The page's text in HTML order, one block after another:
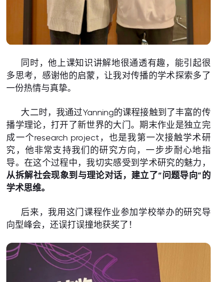
同时，他上课知识讲解地很通透有趣，能引起很
多思考，感谢他的启蒙，让我对传播的学术探索多了
一份热情与真挚。
大二时，我通过Yanning的课程接触到了丰富的传
播学理论，打开了新世界的大门。期末作业是独立完
成一个research project，也是我第一次接触学术研
究，他非常支持我们的研究方向，一步步耐心地指
导。在这个过程中，我切实感受到学术研究的魅力，
从拆解社会现象到与理论对话，建立了“问题导向”的
学术思维。
后来，我用这门课程作业参加学校举办的研究导
向型峰会，还误打误撞地获奖了！